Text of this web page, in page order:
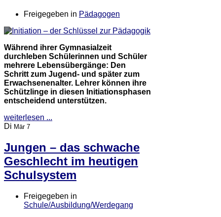
Freigegeben in Pädagogen
Während ihrer Gymnasialzeit
durchleben Schülerinnen und Schüler
mehrere Lebensübergänge: Den
Schritt zum Jugend- und später zum
Erwachsenenalter. Lehrer können ihre
Schützlinge in diesen Initiationsphasen
entscheidend unterstützen.
weiterlesen ...
Di Mär 7
Jungen – das schwache
Geschlecht im heutigen
Schulsystem
Freigegeben in
Schule/Ausbildung/Werdegang